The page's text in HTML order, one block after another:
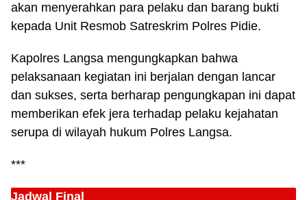
akan menyerahkan para pelaku dan barang bukti
kepada Unit Resmob Satreskrim Polres Pidie.
Kapolres Langsa mengungkapkan bahwa
pelaksanaan kegiatan ini berjalan dengan lancar
dan sukses, serta berharap pengungkapan ini dapat
memberikan efek jera terhadap pelaku kejahatan
serupa di wilayah hukum Polres Langsa.
***
Jadwal Final